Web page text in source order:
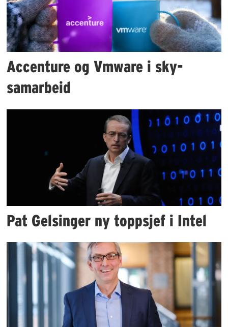
Accenture og Vmware i sky-
samarbeid
Pat Gelsinger ny toppsjef i Intel